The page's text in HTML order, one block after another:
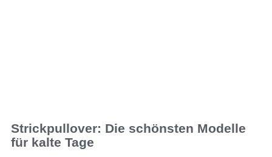
Strickpullover: Die schönsten Modelle
für kalte Tage